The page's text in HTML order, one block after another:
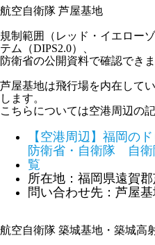
航空自衛隊 芦屋基地
規制範囲（レッド・イエロー
テム（DIPS2.0）、
防衛省の公開資料で確認できま
芦屋基地は飛行場を内在して
します。
こちらについては空港周辺の
【空港周辺】福岡の
防衛省・自衛隊 自衛
覧
所在地：福岡県遠賀
問い合わせ先：芦屋
航空自衛隊 築城基地・築城高